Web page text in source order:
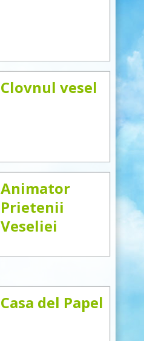
Clovnul vesel
Animator
Prietenii
Veseliei
Casa del Papel